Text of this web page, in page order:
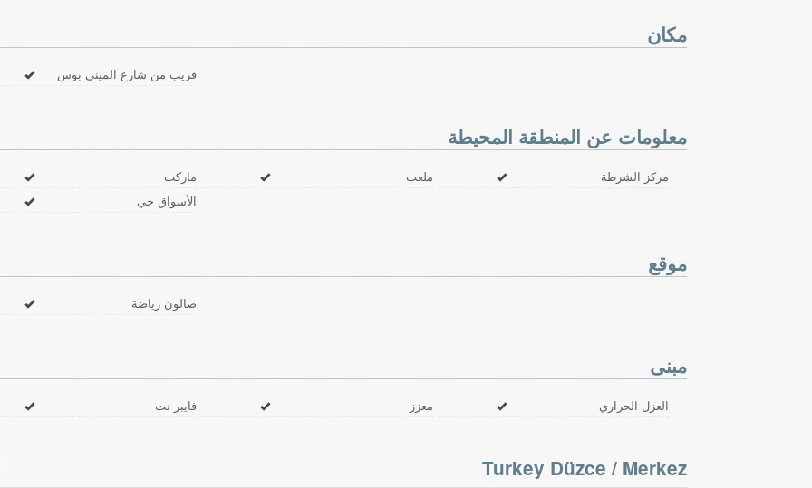
مكان
قريب من شارع الميني بوس
معلومات عن المنطقة المحيطة
ماركت ملعب
مركز الشرطة
الأسواق حي
موقع
صالون رياضة
مبنى
فايبر نت معزز العزل الحراري
Turkey Düzce / Merkez